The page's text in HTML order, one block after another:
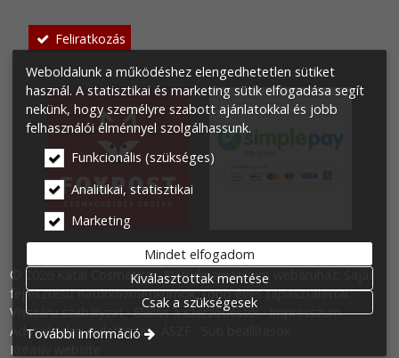
-
-
Feliratkozás
© 2026 Kátai Cosmetics - Natúrkozmetikum webáruház. Saját
fejlesztésű natúrkozmetikumok, több éves tapasztalattal.
Visszáru szabályzat Elállás a szerződéstől Impresszum
Adatvédelmi nyilatkozat
Kreatív website
Weboldalunk a működéshez elengedhetetlen sütiket
használ. A statisztikai és marketing sütik elfogadása segít
nekünk, hogy személyre szabott ajánlatokkal és jobb
felhasználói élménnyel szolgálhassunk.
Funkcionális (szükséges)
Analitikai, statisztikai
Marketing
Mindet elfogadom
Kiválasztottak mentése
Csak a szükségesek
További információ